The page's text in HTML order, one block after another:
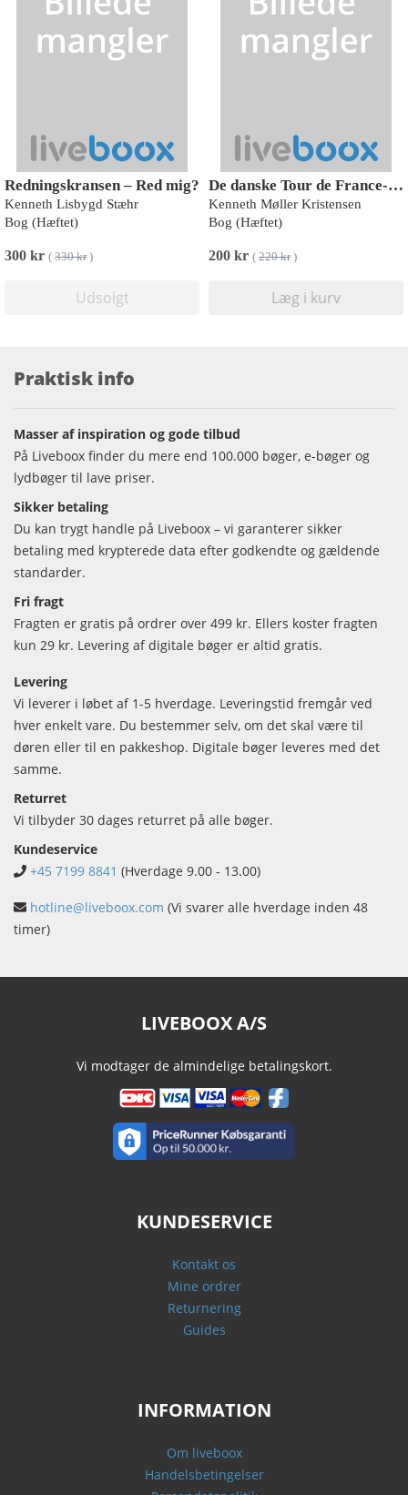
Redningskransen – Red mig?
Kenneth Lisbygd Stæhr
Bog (Hæftet)
300 kr ( 330 kr)
Udsolgt
De danske Tour de France-helte
Kenneth Møller Kristensen
Bog (Hæftet)
200 kr ( 220 kr)
Læg i kurv
Praktisk info
Masser af inspiration og gode tilbud
På Liveboox finder du mere end 100.000 bøger, e-bøger og
lydbøger til lave priser.
Sikker betaling
Du kan trygt handle på Liveboox – vi garanterer sikker
betaling med krypterede data efter godkendte og gældende
standarder.
Fri fragt
Fragten er gratis på ordrer over 499 kr. Ellers koster fragten
kun 29 kr. Levering af digitale bøger er altid gratis.
Levering
Vi leverer i løbet af 1-5 hverdage. Leveringstid fremgår ved
hver enkelt vare. Du bestemmer selv, om det skal være til
døren eller til en pakkeshop. Digitale bøger leveres med det
samme.
Returret
Vi tilbyder 30 dages returret på alle bøger.
Kundeservice
+45 7199 8841 (Hverdage 9.00 - 13.00)
hotline@liveboox.com (Vi svarer alle hverdage inden 48
timer)
LIVEBOOX A/S
Vi modtager de almindelige betalingskort.
KUNDESERVICE
Kontakt os
Mine ordrer
Returnering
Guides
INFORMATION
Om liveboox
Handelsbetingelser